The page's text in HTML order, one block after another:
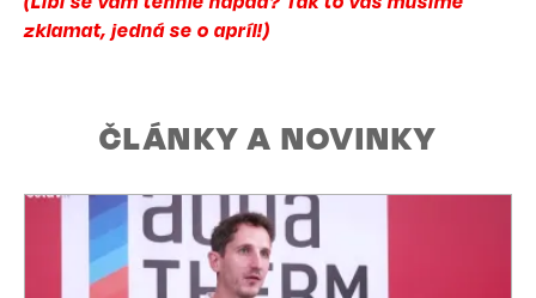
zklamat, jedná se o apríl!)
ČLÁNKY A NOVINKY